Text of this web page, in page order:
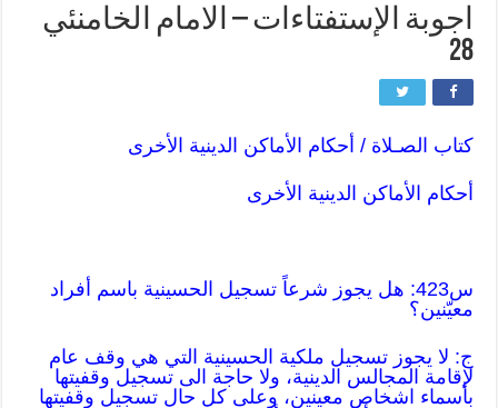
اجوبة الإستفتاءات – الامام الخامنئي
28
كتاب الصـلاة/ أحكام الأماكن الدينية الأخرى
أحكام الأماكن الدينية الأخرى
س423: هل يجوز شرعاً تسجيل الحسينية باسم أفراد
معيّنين؟
ج: لا يجوز تسجيل ملكية الحسينية التي هي وقف عام
لإقامة المجالس الدينية، ولا حاجة الى تسجيل وقفيتها
بأسماء اشخاص معينين، وعلى كل حال تسجيل وقفيتها